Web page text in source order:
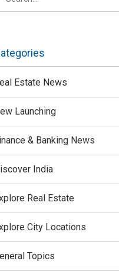
Estate News
Launching
& Banking News
India
Real Estate
City Locations
Topics